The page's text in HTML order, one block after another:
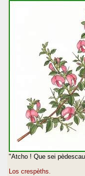
"Atcho ! Que sei
Los crespèths.